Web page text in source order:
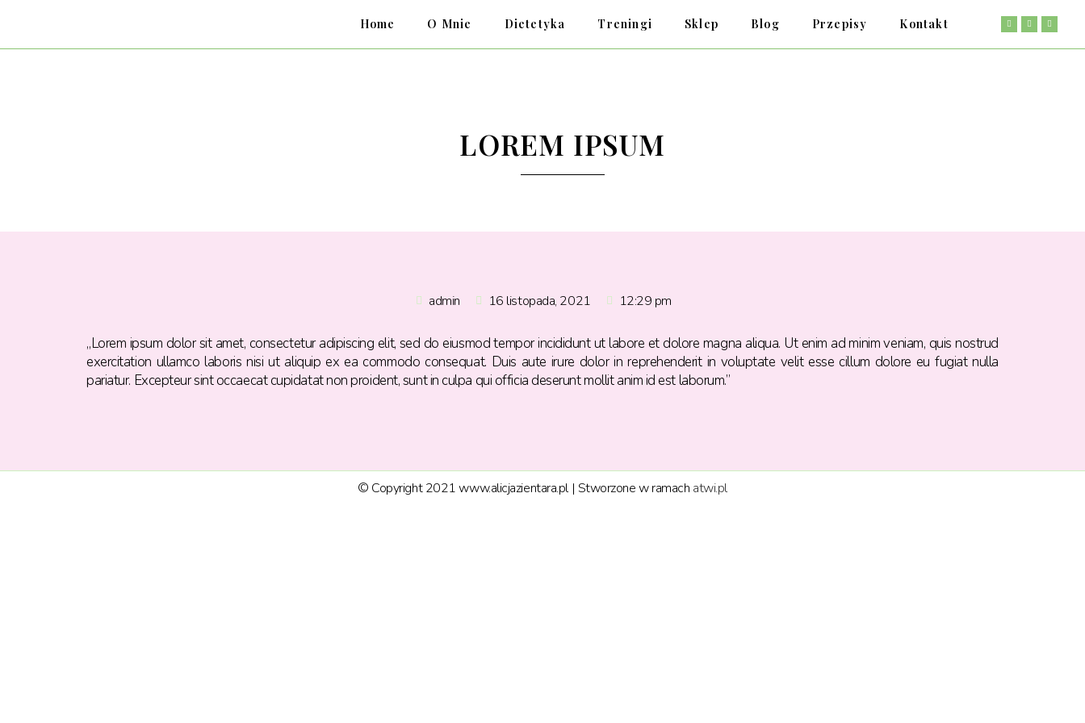
Home O Mnie Dietetyka Treningi Sklep Blog Przepisy Kontakt
LOREM IPSUM
admin 16 listopada, 2021 12:29 pm
„Lorem ipsum dolor sit amet, consectetur adipiscing elit, sed do eiusmod tempor incididunt ut labore et dolore magna aliqua. Ut enim ad minim veniam, quis nostrud
exercitation ullamco laboris nisi ut aliquip ex ea commodo consequat. Duis aute irure dolor in reprehenderit in voluptate velit esse cillum dolore eu fugiat nulla
pariatur. Excepteur sint occaecat cupidatat non proident, sunt in culpa qui officia deserunt mollit anim id est laborum.”
© Copyright 2021 www.alicjazientara.pl | Stworzone w ramach atwi.pl